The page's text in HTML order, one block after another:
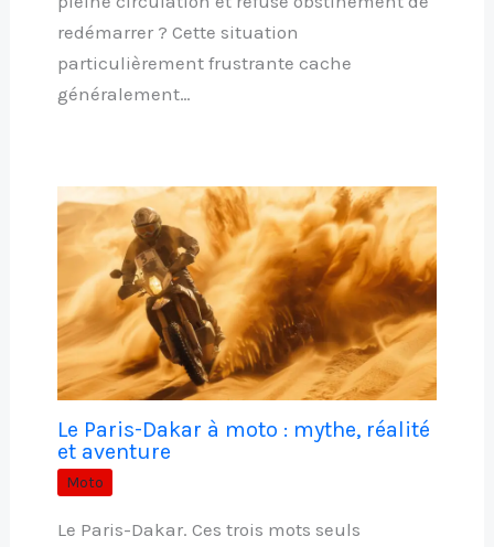
redémarrer ? Cette situation
particulièrement frustrante cache
généralement…
Le Paris-Dakar à moto : mythe, réalité
et aventure
Moto
Le Paris-Dakar. Ces trois mots seuls